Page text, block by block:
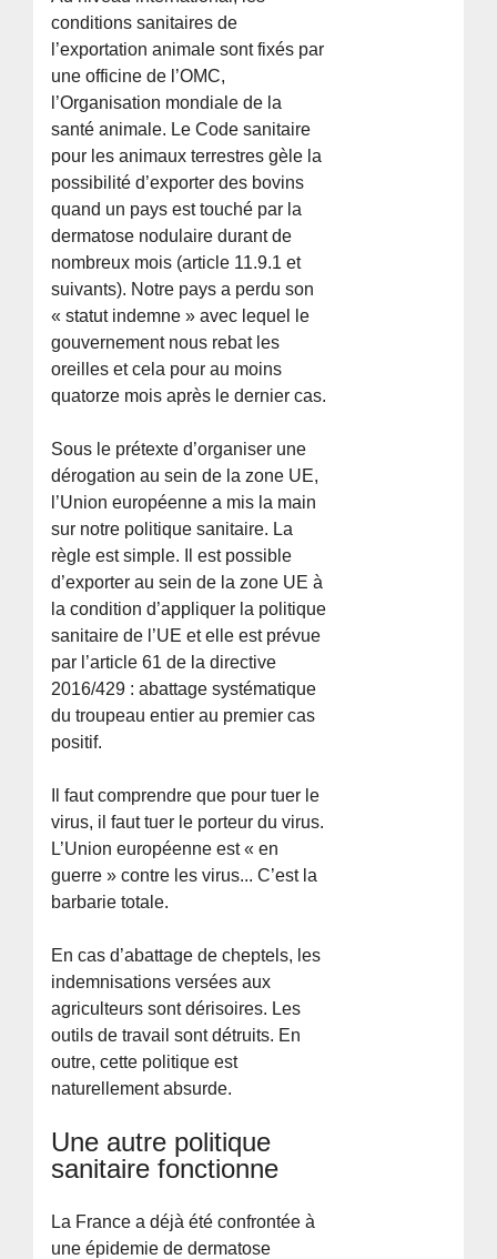
conditions sanitaires de
l’exportation animale sont fixés par
une officine de l’OMC,
l’Organisation mondiale de la
santé animale. Le Code sanitaire
pour les animaux terrestres gèle la
possibilité d’exporter des bovins
quand un pays est touché par la
dermatose nodulaire durant de
nombreux mois (article 11.9.1 et
suivants). Notre pays a perdu son
« statut indemne » avec lequel le
gouvernement nous rebat les
oreilles et cela pour au moins
quatorze mois après le dernier cas.
Sous le prétexte d’organiser une
dérogation au sein de la zone UE,
l’Union européenne a mis la main
sur notre politique sanitaire. La
règle est simple. Il est possible
d’exporter au sein de la zone UE à
la condition d’appliquer la politique
sanitaire de l’UE et elle est prévue
par l’article 61 de la directive
2016/429 : abattage systématique
du troupeau entier au premier cas
positif.
Il faut comprendre que pour tuer le
virus, il faut tuer le porteur du virus.
L’Union européenne est « en
guerre » contre les virus... C’est la
barbarie totale.
En cas d’abattage de cheptels, les
indemnisations versées aux
agriculteurs sont dérisoires. Les
outils de travail sont détruits. En
outre, cette politique est
naturellement absurde.
Une autre politique
sanitaire fonctionne
La France a déjà été confrontée à
une épidemie de dermatose